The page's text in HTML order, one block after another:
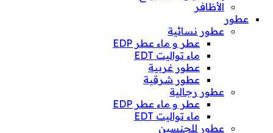
الأظافر
عطور
عطور نسائية
عطر و ماء عطر EDP
ماء تواليت EDT
عطور غربية
عطور شرقية
عطور رجالية
عطر و ماء عطر EDP
ماء تواليت EDT
عطور للجنسين